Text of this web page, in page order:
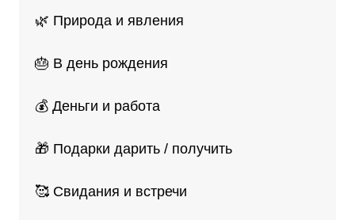
🌿 Природа и явления
🎂 В день рождения
💰 Деньги и работа
🎁 Подарки дарить / получить
🥰 Свидания и встречи